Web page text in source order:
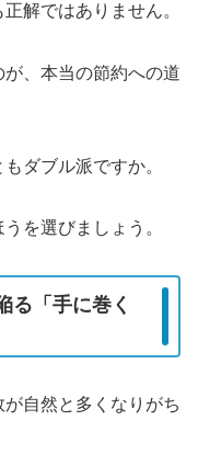
解ではありません。
、本当の節約への道
ダブル派ですか。
を選びましょう。
る「手に巻く
自然と多くなりがち